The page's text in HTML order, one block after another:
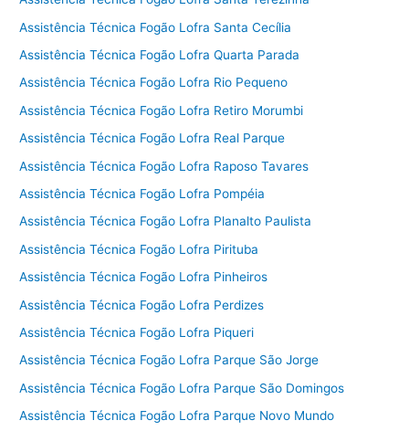
Assistência Técnica Fogão Lofra Santa Cecília
Assistência Técnica Fogão Lofra Quarta Parada
Assistência Técnica Fogão Lofra Rio Pequeno
Assistência Técnica Fogão Lofra Retiro Morumbi
Assistência Técnica Fogão Lofra Real Parque
Assistência Técnica Fogão Lofra Raposo Tavares
Assistência Técnica Fogão Lofra Pompéia
Assistência Técnica Fogão Lofra Planalto Paulista
Assistência Técnica Fogão Lofra Pirituba
Assistência Técnica Fogão Lofra Pinheiros
Assistência Técnica Fogão Lofra Perdizes
Assistência Técnica Fogão Lofra Piqueri
Assistência Técnica Fogão Lofra Parque São Jorge
Assistência Técnica Fogão Lofra Parque São Domingos
Assistência Técnica Fogão Lofra Parque Novo Mundo